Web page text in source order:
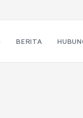
BERITA